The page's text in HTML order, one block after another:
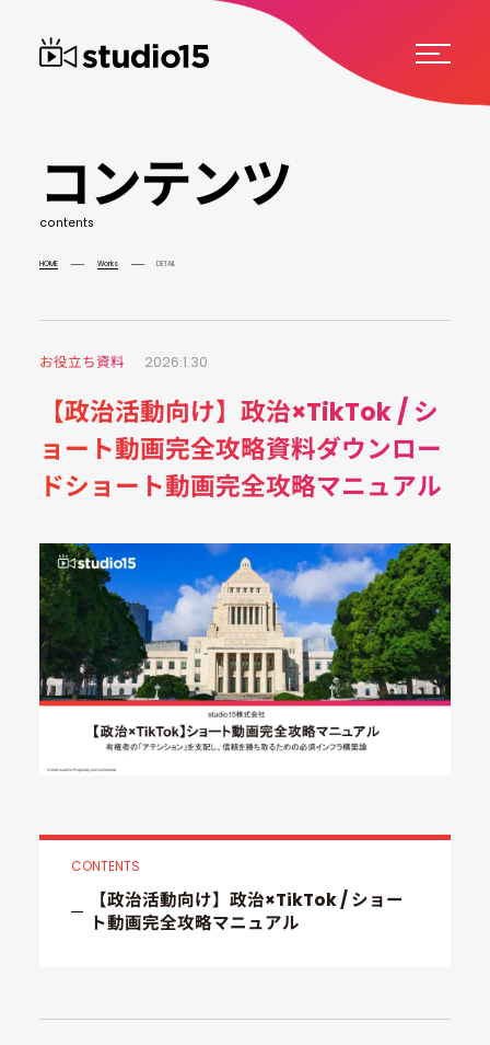
コンテンツ
contents
HOME Works DETAIL
お役立ち資料 2026.1.30
【政治活動向け】政治×TikTok / シ
ョート動画完全攻略資料ダウンロー
ドショート動画完全攻略マニュアル
CONTENTS
【政治活動向け】政治×TikTok / ショー
ト動画完全攻略マニュアル